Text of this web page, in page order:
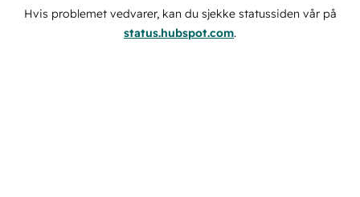
Hvis problemet vedvarer, kan du sjekke statussiden vår på
status.hubspot.com.